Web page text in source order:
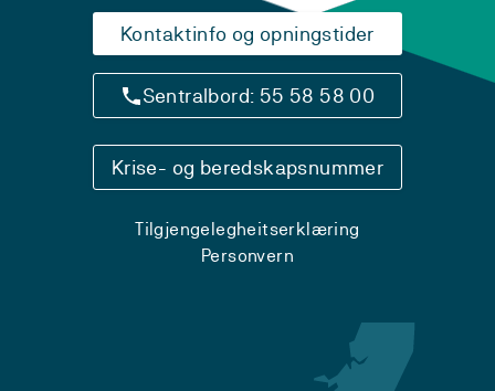
Kontaktinfo og opningstider
Sentralbord: 55 58 58 00
Krise- og beredskapsnummer
Tilgjengelegheitserklæring
Personvern